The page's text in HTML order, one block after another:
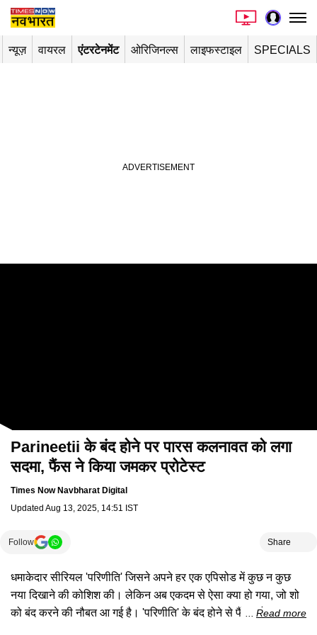
न्यूज़ वायरल एंटरटेनमेंट ओरिजिनल्स लाइफस्टाइल SPECIALS
Parineetii के बंद होने पर पारस कलनावत को लगा
सदमा, फैंस ने किया जमकर प्रोटेस्ट
Times Now Navbharat Digital
Updated Aug 13, 2025, 14:51 IST
Follow Share
धमाकेदार सीरियल 'परिणीति' जिसने अपने हर एक एपिसोड में कुछ न कुछ
नया दिखाने की कोशिश की। लेकिन अब एकदम से ऐसा क्या हो गया, जो शो
को बंद करने की नौबत आ गई है। 'परिणीति' के बंद होने से फैंस को बड़ा
Read more